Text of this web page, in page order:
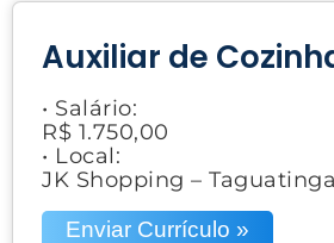
Auxiliar de
• Salário:
R$ 1.750,00
• Local:
JK Shopping –
Enviar Currículo »